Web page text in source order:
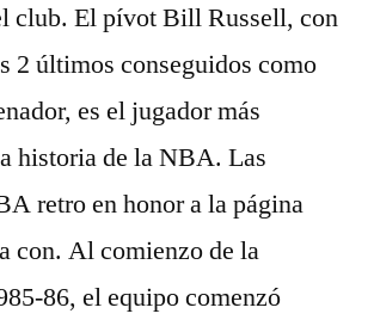
club. El pívot Bill Russell, con
2 últimos conseguidos como
es el jugador más
historia de la NBA. Las
retro en honor a la página
con. Al comienzo de la
86, el equipo comenzó